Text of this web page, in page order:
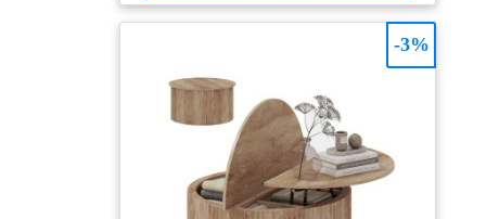
Les portes coulissantes dissimulent vos objets du
permettent d'organiser facilement télécommandes,
livres et accessoires pour un espace toujours
impeccable. CONCEPTION ADAPTÉE À LA
FAMILLE : Spécialement conçue pour les familles
avec enfants et animaux, cette table basse ovale
sécurise votre espace grâce à ses bords arrondis qui
réduisent les risques de chocs. Son système de
rangement fermé protège efficacement vos affaires des
-3%